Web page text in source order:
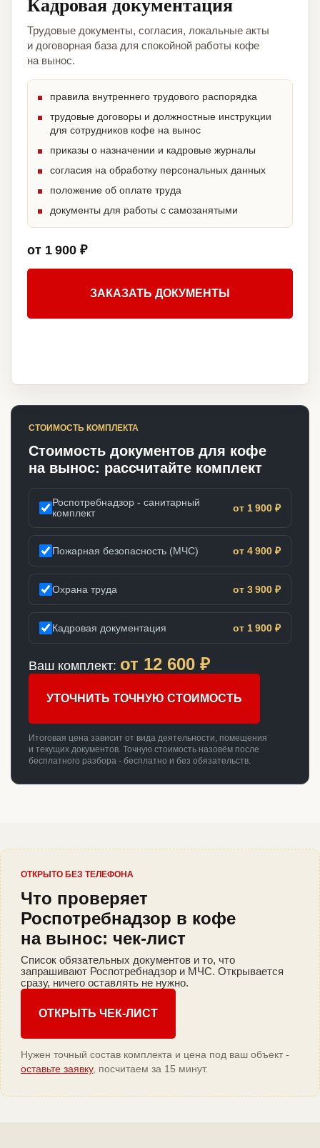
Трудовые документы, согласия, локальные акты
и договорная база для спокойной работы кофе
на вынос.
правила внутреннего трудового распорядка
трудовые договоры и должностные инструкции
для сотрудников кофе на вынос
приказы о назначении и кадровые журналы
согласия на обработку персональных данных
положение об оплате труда
документы для работы с самозанятыми
от 1 900 ₽
ЗАКАЗАТЬ ДОКУМЕНТЫ
СТОИМОСТЬ КОМПЛЕКТА
Стоимость документов для кофе
на вынос: рассчитайте комплект
Роспотребнадзор - санитарный
комплект
от 1 900 ₽
Пожарная безопасность (МЧС) от 4 900 ₽
Охрана труда от 3 900 ₽
Кадровая документация от 1 900 ₽
Ваш комплект: от 12 600 ₽
УТОЧНИТЬ ТОЧНУЮ СТОИМОСТЬ
Итоговая цена зависит от вида деятельности, помещения
и текущих документов. Точную стоимость назовём после
бесплатного разбора - бесплатно и без обязательств.
ОТКРЫТО БЕЗ ТЕЛЕФОНА
Что проверяет
Роспотребнадзор в кофе
на вынос: чек-лист
Список обязательных документов и то, что
запрашивают Роспотребнадзор и МЧС. Открывается
сразу, ничего оставлять не нужно.
ОТКРЫТЬ ЧЕК-ЛИСТ
Нужен точный состав комплекта и цена под ваш объект -
оставьте заявку, посчитаем за 15 минут.